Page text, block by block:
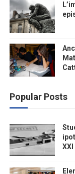
Popular Posts